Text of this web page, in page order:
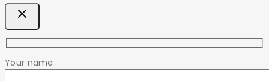
Your name